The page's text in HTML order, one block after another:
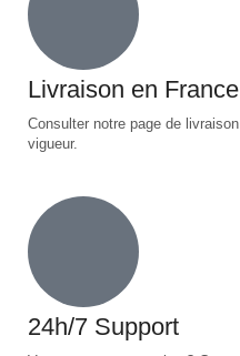
Livraison en
Consulter notre page de
vigueur.
24h/7 Support